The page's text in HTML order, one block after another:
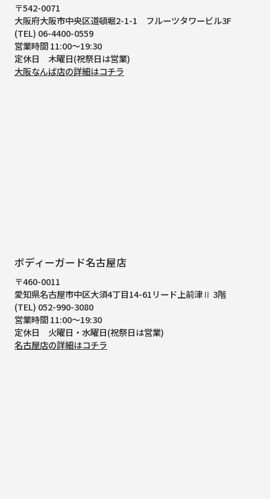
〒542-0071
大阪府大阪市中央区道頓堀2-1-1
フルーツタワービル3F
(TEL) 06-4400-0559
営業時間 11:00～19:30
定休日 木曜日(祝祭日は営業)
大阪なんば店の詳細はコチラ
ボディーガード名古屋店
〒460-0011
愛知県名古屋市中区大須4丁目14-61リード上前津Ⅱ 3階
(TEL) 052-990-3080
営業時間 11:00～19:30
定休日 火曜日・水曜日(祝祭日は営業)
名古屋店の詳細はコチラ